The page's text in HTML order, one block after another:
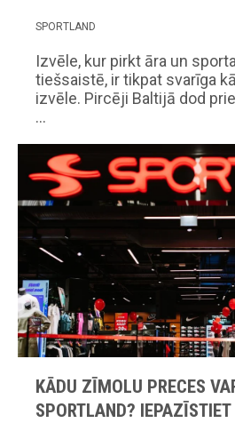
SPORTLAND
Izvēle, kur pirkt āra un
tiešsaistē, ir tikpat svarīga
izvēle. Pircēji Baltijā dod
…
KĀDU ZĪMOLU PRECES
SPORTLAND?